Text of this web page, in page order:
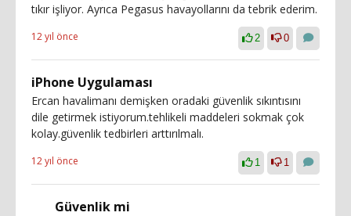
tıkır işliyor. Ayrıca Pegasus havayollarını da tebrik ederim.
12 yıl önce 2 0
iPhone Uygulaması
Ercan havalimanı demişken oradaki güvenlik sıkıntısını
dile getirmek istiyorum.tehlikeli maddeleri sokmak çok
kolay.güvenlik tedbirleri arttırılmalı.
12 yıl önce 1 1
Güvenlik mi